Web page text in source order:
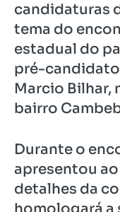
candidaturas
tema do
estadual do
pré-
Marcio Bilhar,
bairro
Durante o
apresentou
detalhes da